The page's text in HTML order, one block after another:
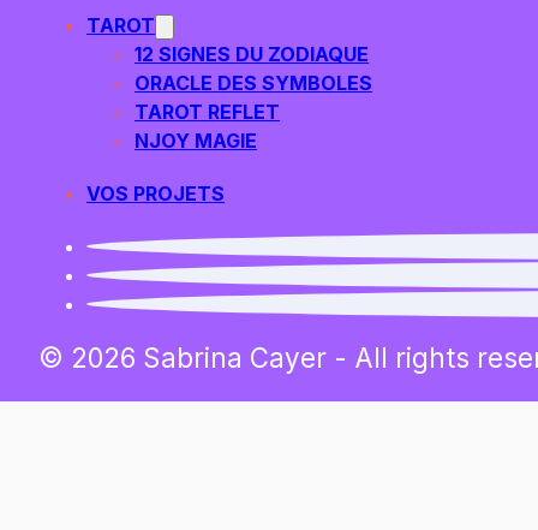
TAROT
12 SIGNES DU ZODIAQUE
ORACLE DES SYMBOLES
TAROT REFLET
NJOY MAGIE
VOS PROJETS
© 2026 Sabrina Cayer - All rights